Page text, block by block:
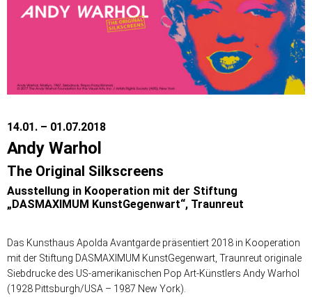
14.01. – 01.07.2018
Andy Warhol
The Original Silkscreens
Ausstellung in Kooperation mit der Stiftung
„DASMAXIMUM KunstGegenwart“, Traunreut
Das Kunsthaus Apolda Avantgarde präsentiert 2018 in Kooperation
mit der Stiftung DASMAXIMUM KunstGegenwart, Traunreut originale
Siebdrucke des US-amerikanischen Pop Art-Künstlers Andy Warhol
(1928 Pittsburgh/USA – 1987 New York).